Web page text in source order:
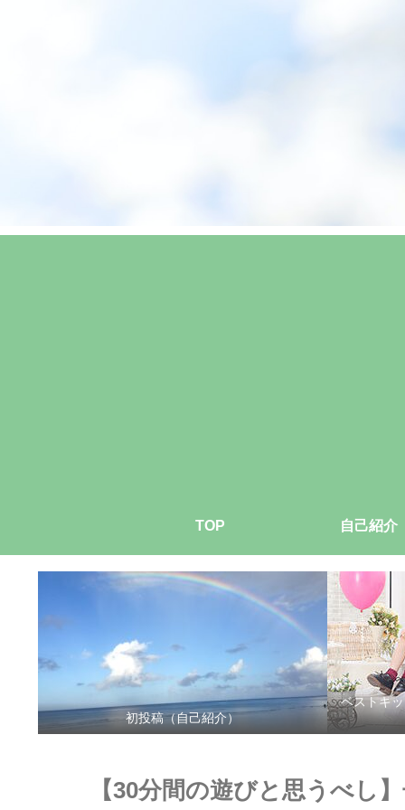
TOP 自己紹介
初投稿（自己紹介）
ベストキ
【30分間の遊びと思うべし